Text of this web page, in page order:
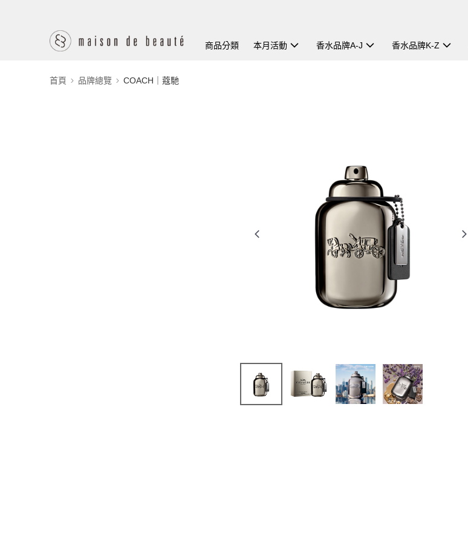
商品分類 本月活動 香水品牌A-J 香水品牌K-Z
首頁 品牌總覽 COACH｜蔻馳